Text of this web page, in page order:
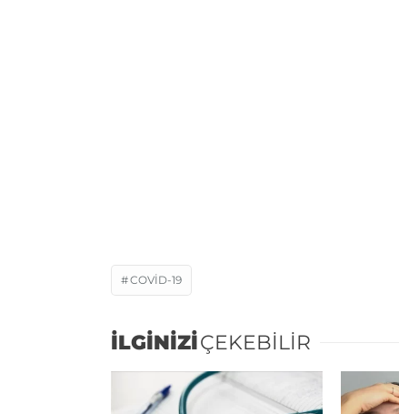
COVID-19
İLGİNİZİÇEKEBİLİR